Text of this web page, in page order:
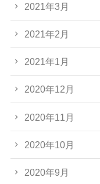
2021年3月
2021年2月
2021年1月
2020年12月
2020年11月
2020年10月
2020年9月